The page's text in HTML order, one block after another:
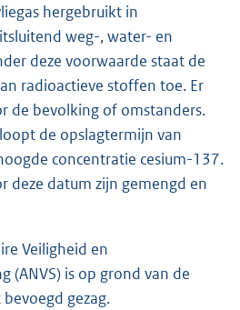
hergebruikt in
weg-, water- en
deze voorwaarde staat de
radioactieve stoffen toe. Er
de bevolking of omstanders.
de opslagtermijn van
concentratie cesium-137.
deze datum zijn gemengd en
Veiligheid en
(ANVS) is op grond van de
gezag.